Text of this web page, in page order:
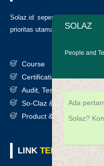
Solaz.id sepenuh hati
prioritas utama kami. Berikut
Course
Certification
Audit, Testing,
So-Claz & Smart
Product & Services
LINK TERKAIT
SOLAZ
People and
Ada
Solaz?